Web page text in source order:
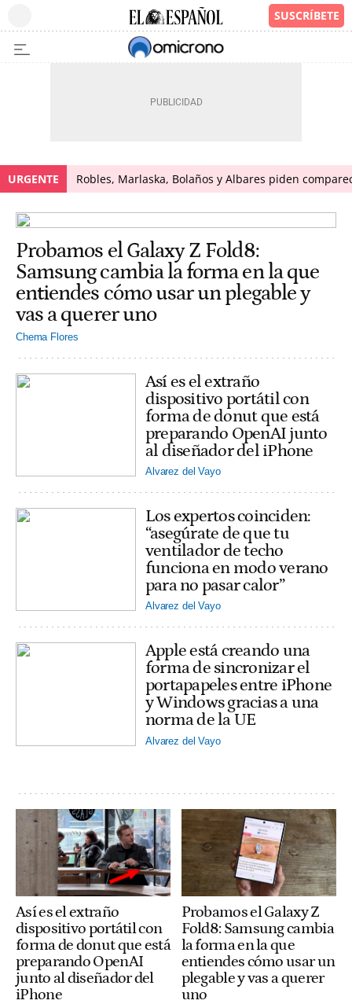
URGENTE Robles, Marlaska, Bolaños y Albares piden
Probamos el Galaxy Z Fold8:
Samsung cambia la forma en la que
entiendes cómo usar un plegable y
vas a querer uno
Chema Flores
Así es el extraño
dispositivo portátil con
forma de donut que está
preparando OpenAI junto
al diseñador del iPhone
Alvarez del Vayo
Los expertos coinciden:
“asegúrate de que tu
ventilador de techo
funciona en modo verano
para no pasar calor”
Alvarez del Vayo
Apple está creando una
forma de sincronizar el
portapapeles entre iPhone
y Windows gracias a una
norma de la UE
Alvarez del Vayo
Así es el extraño
dispositivo portátil con
forma de donut que está
preparando OpenAI
junto al diseñador del
iPhone
Probamos el Galaxy Z
Fold8: Samsung cambia
la forma en la que
entiendes cómo usar un
plegable y vas a querer
uno